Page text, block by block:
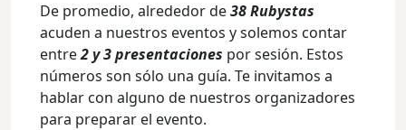
De promedio, alrededor de38 Rubystas
acuden a nuestros eventos y solemos contar
entre2 y 3 presentaciones por sesión. Estos
números son sólo una guía. Te invitamos a
hablar con alguno de nuestros organizadores
para preparar el evento.